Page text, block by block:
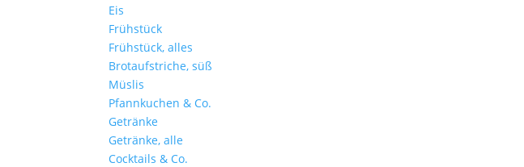
Eis
Frühstück
Frühstück, alles
Brotaufstriche, süß
Müslis
Pfannkuchen & Co.
Getränke
Getränke, alle
Cocktails & Co.